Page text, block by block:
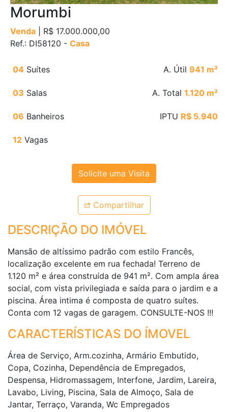
Morumbi
Venda | R$ 17.000.000,00
Ref.: DI58120 - Casa
04 Suítes
03 Salas
06 Banheiros
12 Vagas
A. Útil 941 m²
A. Total 1.120 m²
IPTU R$ 5.940
Solicite uma Visita
Compartilhar
DESCRIÇÃO DO IMÓVEL
Mansão de altíssimo padrão com estilo Francês,
localização excelente em rua fechada! Terreno de
1.120 m² e área construída de 941 m². Com ampla área
social, com vista privilegiada e saída para o jardim e a
piscina. Área intima é composta de quatro suítes.
Conta com 12 vagas de garagem. CONSULTE-NOS !!!
CARACTERÍSTICAS DO ÍMOVEL
Área de Serviço, Arm.cozinha, Armário Embutido,
Copa, Cozinha, Dependência de Empregados,
Despensa, Hidromassagem, Interfone, Jardim, Lareira,
Lavabo, Living, Piscina, Sala de Almoço, Sala de
Jantar, Terraço, Varanda, Wc Empregados